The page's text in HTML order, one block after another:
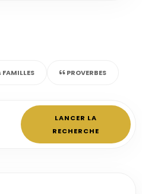
FAMILLES PROVERBES
LANCER LA
RECHERCHE